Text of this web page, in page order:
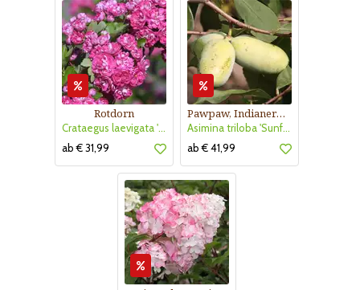
Rotdorn
Crataegus laevigata 'Pauls Scarlet'
ab € 31,99
Pawpaw, Indianerbanane
Asimina triloba 'Sunflower'
ab € 41,99